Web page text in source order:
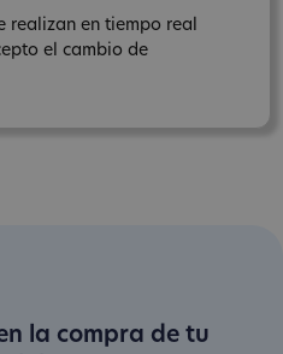
realizan en tiempo real
el cambio de
la compra de tu